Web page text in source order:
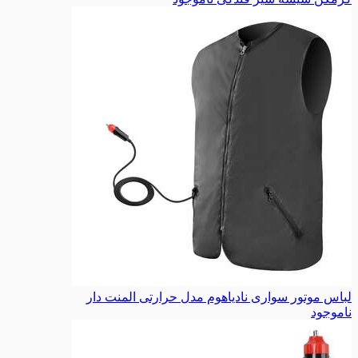
لباس موتور سواری نادیاهوم مدل حرارتی المنت دار
ناموجود